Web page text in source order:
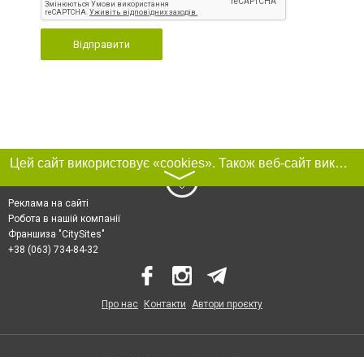
Відправити
Цей сайт використовує «cookies». Також веб-сайт використовує інтернет-сервіс для збору технічних даних стосовно відвідувачів з метою отримання маркетингової та статистичної інформації. Умови обробки даних відвідувачів сайту див.
〉
Реклама на сайті
Робота в нашій компанії
Франшиза "CitySites"
+38 (063) 734-84-32
Про нас Контакти Автори проєкту